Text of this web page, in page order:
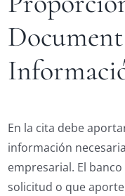
En la cita debe
información
empresarial. El
solicitud o que